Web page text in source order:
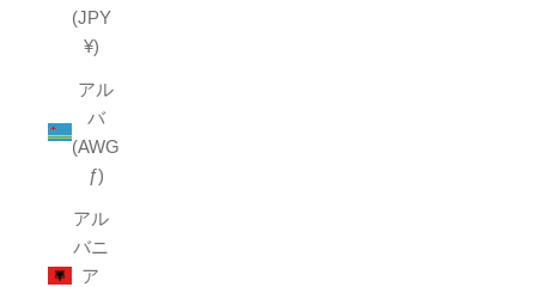
(JPY
¥)
アル
バ
(AWG
ƒ)
アル
バニ
ア